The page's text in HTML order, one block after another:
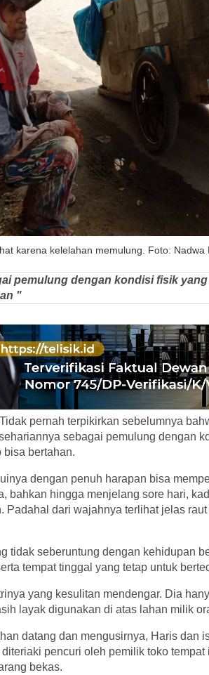
karena kelelahan memulung. Foto: Nadwa
pemulung dengan kondisi fisik
"
pernah terpikirkan sebelumnya
sebagai pemulung dengan
bisa bertahan.
dengan penuh harapan bisa
bahkan hingga menjelang sore hari,
Padahal dari wajahnya terlihat jelas
tidak seberuntung dengan kehidupan
tempat tinggal yang tetap untuk
yang kesulitan mendengar. Dia
layak digunakan di atas lahan milik
datang dan mengusirnya, Haris dan
pencuri oleh pemilik toko
bekas.